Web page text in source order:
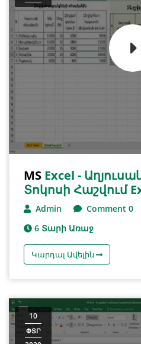
MS Excel -
Տոկոսի Հաշվում
Admin Comment 0
6 Տարի Առաջ
Կարդալ Ավելին
10
ՓՏՐ